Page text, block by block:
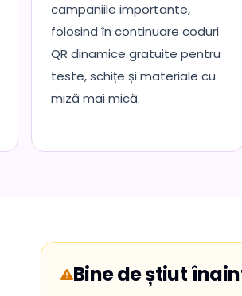
campaniile importante,
folosind în continuare coduri
QR dinamice gratuite pentru
teste, schițe și materiale cu
miză mai mică.
Bine de știut